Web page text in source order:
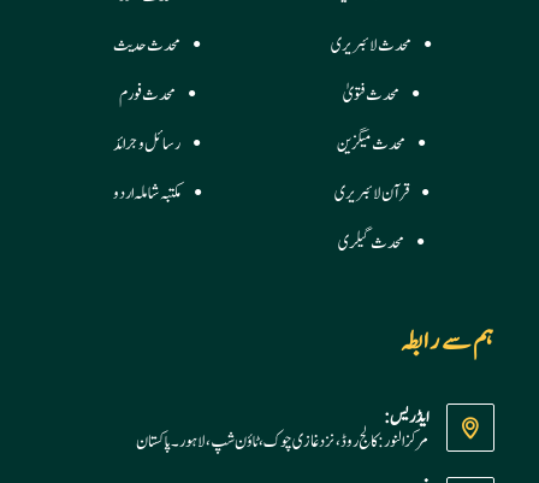
محدث لائبریری
محدث حدیث
محدث فتویٰ
محدث فورم
محدث میگزین
رسائل وجرائد
قرآن لائبریری
مکتبہ شاملہ اردو
محدث گیلری
ہم سے رابطہ
ایڈریس:
مرکز النور: کالج روڈ، نزد غازی چوک، ٹاؤن شپ، لاہور ۔ پاکستان